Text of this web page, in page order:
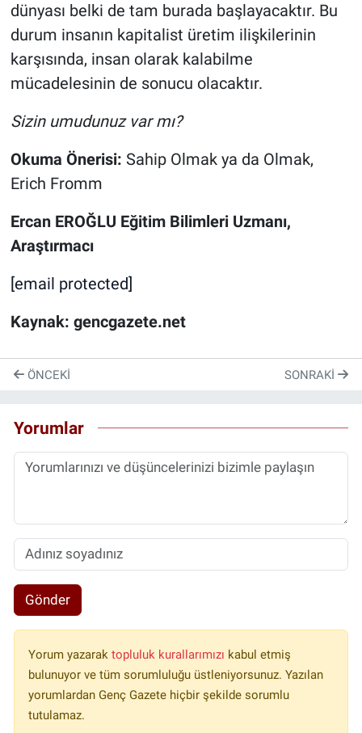
dünyası belki de tam burada başlayacaktır. Bu
durum insanın kapitalist üretim ilişkilerinin
karşısında, insan olarak kalabilme
mücadelesinin de sonucu olacaktır.
Sizin umudunuz var mı?
Okuma Önerisi: Sahip Olmak ya da Olmak,
Erich Fromm
Ercan EROĞLU Eğitim Bilimleri Uzmanı,
Araştırmacı
[email protected]
Kaynak: gencgazete.net
ÖNCEKI SONRAKI
Yorumlar
Gönder
Yorum yazarak topluluk kurallarımızı kabul etmiş
bulunuyor ve tüm sorumluluğu üstleniyorsunuz. Yazılan
yorumlardan Genç Gazete hiçbir şekilde sorumlu
tutulamaz.